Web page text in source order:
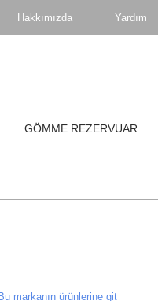
Hakkımızda Yardım
GÖMME REZERVUAR
Bu markanın ürünlerine git